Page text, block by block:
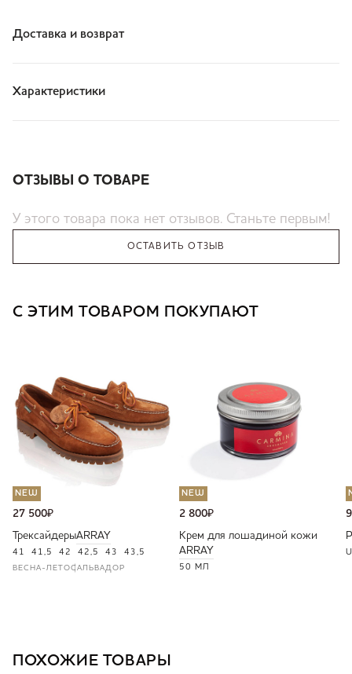
Доставка и возврат
Характеристики
ОТЗЫВЫ О ТОВАРЕ
У этого товара пока нет отзывов. Станьте первым!
ОСТАВИТЬ ОТЗЫВ
С ЭТИМ ТОВАРОМ ПОКУПАЮТ
NEW
27 500₽
ТрексайдерыARRAY
41 41,5 42 42,5 43 43,5
ВЕСНА-ЛЕТОСАЛЬВАДОР
NEW
2 800₽
Крем для лошадиной кожи
ARRAY
50 МЛ
ПОХОЖИЕ ТОВАРЫ